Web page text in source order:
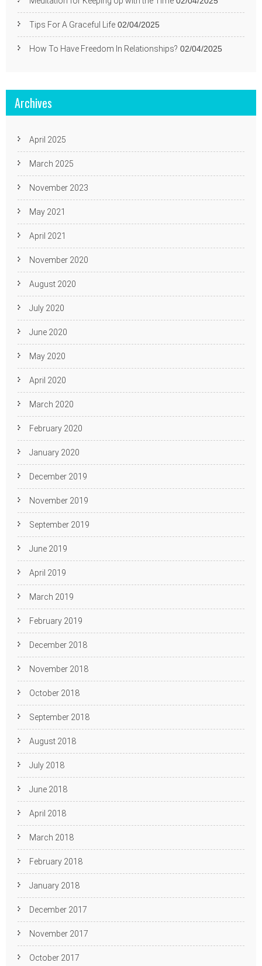
Tips For A Graceful Life 02/04/2025
How To Have Freedom In Relationships? 02/04/2025
Archives
April 2025
March 2025
November 2023
May 2021
April 2021
November 2020
August 2020
July 2020
June 2020
May 2020
April 2020
March 2020
February 2020
January 2020
December 2019
November 2019
September 2019
June 2019
April 2019
March 2019
February 2019
December 2018
November 2018
October 2018
September 2018
August 2018
July 2018
June 2018
April 2018
March 2018
February 2018
January 2018
December 2017
November 2017
October 2017